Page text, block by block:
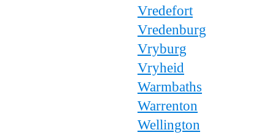
Vredefort
Vredenburg
Vryburg
Vryheid
Warmbaths
Warrenton
Wellington